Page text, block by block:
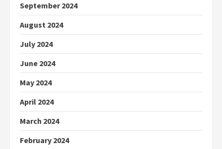
September 2024
August 2024
July 2024
June 2024
May 2024
April 2024
March 2024
February 2024